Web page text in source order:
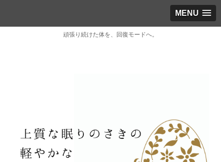
MENU
頑張り続けた体を、回復モードへ。